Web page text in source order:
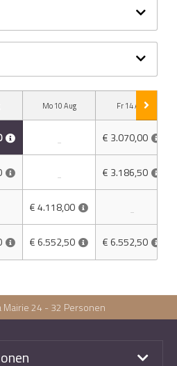
Mo 10 Aug Fr 14 Aug
- € 3.070,00
- € 3.186,50
€ 4.118,00 -
€ 6.552,50 € 6.552,50
Mairie 24 - 32 Personen